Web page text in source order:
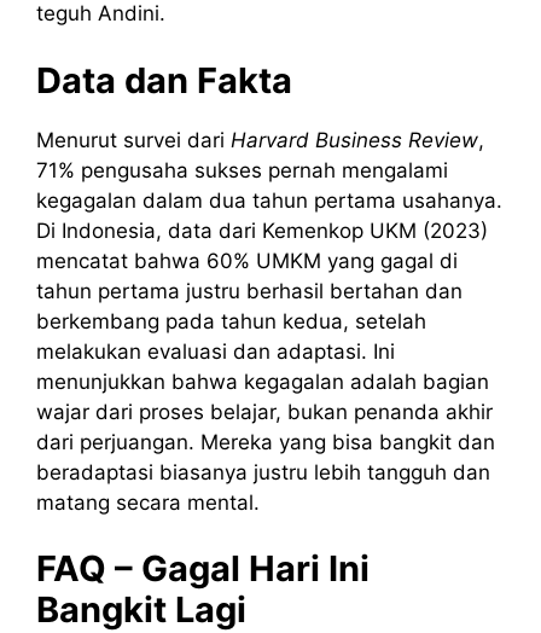
teguh Andini.
Data dan Fakta
Menurut survei dari Harvard Business Review,
71% pengusaha sukses pernah mengalami
kegagalan dalam dua tahun pertama usahanya.
Di Indonesia, data dari Kemenkop UKM (2023)
mencatat bahwa 60% UMKM yang gagal di
tahun pertama justru berhasil bertahan dan
berkembang pada tahun kedua, setelah
melakukan evaluasi dan adaptasi. Ini
menunjukkan bahwa kegagalan adalah bagian
wajar dari proses belajar, bukan penanda akhir
dari perjuangan. Mereka yang bisa bangkit dan
beradaptasi biasanya justru lebih tangguh dan
matang secara mental.
FAQ – Gagal Hari Ini
Bangkit Lagi